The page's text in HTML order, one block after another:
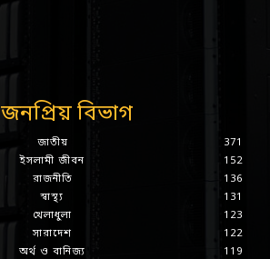
জনপ্রিয় বিভাগ
জাতীয়
371
ইসলামী জীবন
152
রাজনীতি
136
স্বাস্থ্য
131
খেলাধুলা
123
সারাদেশ
122
অর্থ ও বানিজ্য
119